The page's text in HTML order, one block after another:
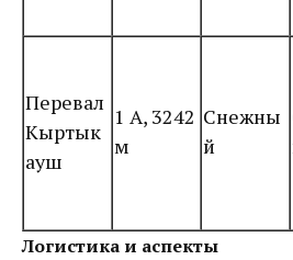
Перевал
Кыртык
ауш
1 А, 3242
м
Снежны
й
Логистика и аспекты